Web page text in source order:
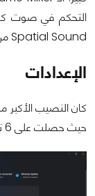
التحكم في صوت
Spatial Sound من نفس المكان واختيار مخرج الصوت.
الإعدادات
حيث حصلت على 6 تحديثات وتغيرات جديدة وحدها.